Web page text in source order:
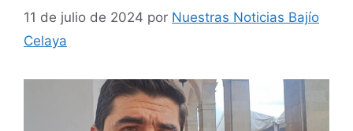
11 de julio de 2024 por Nuestras Noticias Bajío
Celaya